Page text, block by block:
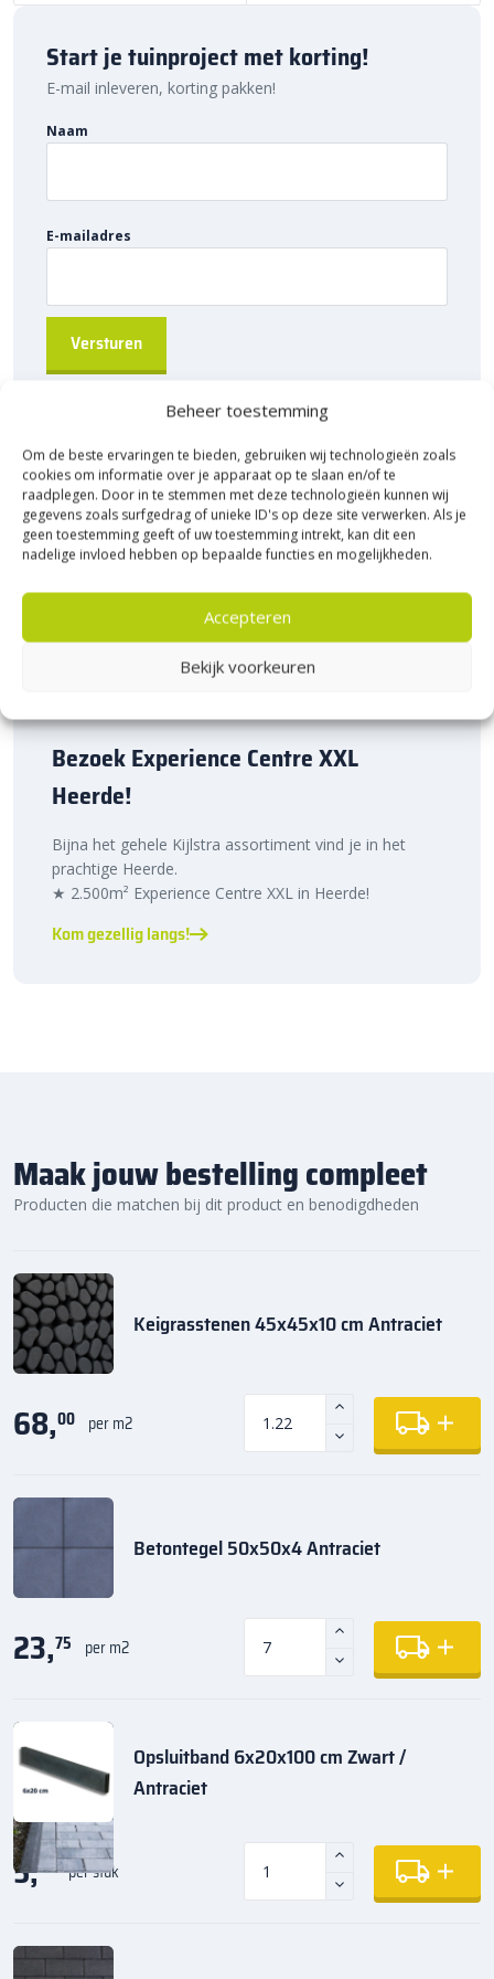
Beheer toestemming
Om de beste ervaringen te bieden, gebruiken wij technologieën zoals
cookies om informatie over je apparaat op te slaan en/of te
raadplegen. Door in te stemmen met deze technologieën kunnen wij
gegevens zoals surfgedrag of unieke ID's op deze site verwerken. Als je
geen toestemming geeft of uw toestemming intrekt, kan dit een
nadelige invloed hebben op bepaalde functies en mogelijkheden.
Accepteren
Bekijk voorkeuren
Start je tuinproject met korting!
E-mail inleveren, korting pakken!
Naam
E-mailadres
Bezoek Experience Centre XXL
Heerde!
Bijna het gehele Kijlstra assortiment vind je in het
prachtige Heerde.
★ 2.500m² Experience Centre XXL in Heerde!
Kom gezellig langs!
Maak jouw bestelling compleet
Producten die matchen bij dit product en benodigdheden
Keigrasstenen 45x45x10 cm Antraciet
68,00 per m2
Betontegel 50x50x4 Antraciet
23,75 per m2
Opsluitband 6x20x100 cm Zwart /
Antraciet
5,35 per stuk